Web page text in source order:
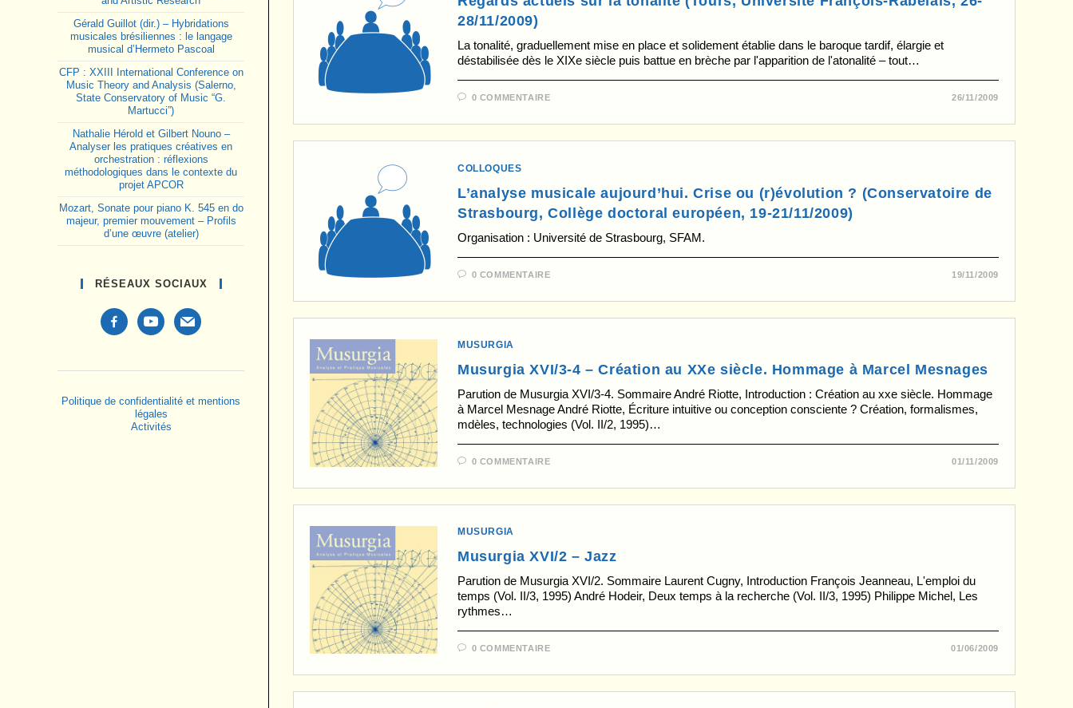
28/11/2009)
La tonalité, graduellement mise en place et solidement établie dans le baroque tardif, élargie et
déstabilisée dès le XIXe siècle puis battue en brèche par l'apparition de l'atonalité – tout…
0 COMMENTAIRE 26/11/2009
COLLOQUES
L’analyse musicale aujourd’hui. Crise ou (r)évolution ? (Conservatoire de
Strasbourg, Collège doctoral européen, 19-21/11/2009)
Organisation : Université de Strasbourg, SFAM.
0 COMMENTAIRE 19/11/2009
MUSURGIA
Musurgia XVI/3-4 – Création au XXe siècle. Hommage à Marcel Mesnages
Parution de Musurgia XVI/3-4. Sommaire André Riotte, Introduction : Création au xxe siècle. Hommage
à Marcel Mesnage André Riotte, Écriture intuitive ou conception consciente ? Création, formalismes,
mdèles, technologies (Vol. II/2, 1995)…
0 COMMENTAIRE 01/11/2009
MUSURGIA
Musurgia XVI/2 – Jazz
Parution de Musurgia XVI/2. Sommaire Laurent Cugny, Introduction François Jeanneau, L'emploi du
temps (Vol. II/3, 1995) André Hodeir, Deux temps à la recherche (Vol. II/3, 1995) Philippe Michel, Les
rythmes…
0 COMMENTAIRE 01/06/2009
Gérald Guillot (dir.) – Hybridations
musicales brésiliennes : le langage
musical d’Hermeto Pascoal
CFP : XXIII International Conference on
Music Theory and Analysis (Salerno,
State Conservatory of Music “G.
Martucci”)
Nathalie Hérold et Gilbert Nouno –
Analyser les pratiques créatives en
orchestration : réflexions
méthodologiques dans le contexte du
projet APCOR
Mozart, Sonate pour piano K. 545 en do
majeur, premier mouvement – Profils
d’une œuvre (atelier)
RÉSEAUX SOCIAUX
facebook-
alt
youtubemail
Politique de confidentialité et mentions
légales
Activités